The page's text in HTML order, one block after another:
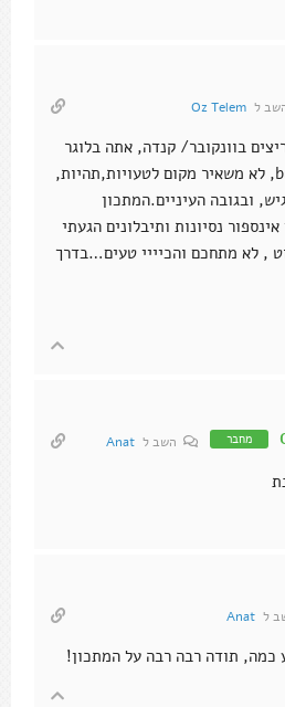
ל Oz Telem
בוונקובר/ קנדה, אתה בלוגר
האוכל הכי טוב by far, לא משאיר מקום לטעויות,תהיות,
ובגובה העיניים.המתכון
נסיונות ותיבלונים הגעתי
, לא מתחכם והכיייי טעים…בדרך
מחבר השב ל Anat
ל Anat
כמה, תודה רבה רבה על המתכון!